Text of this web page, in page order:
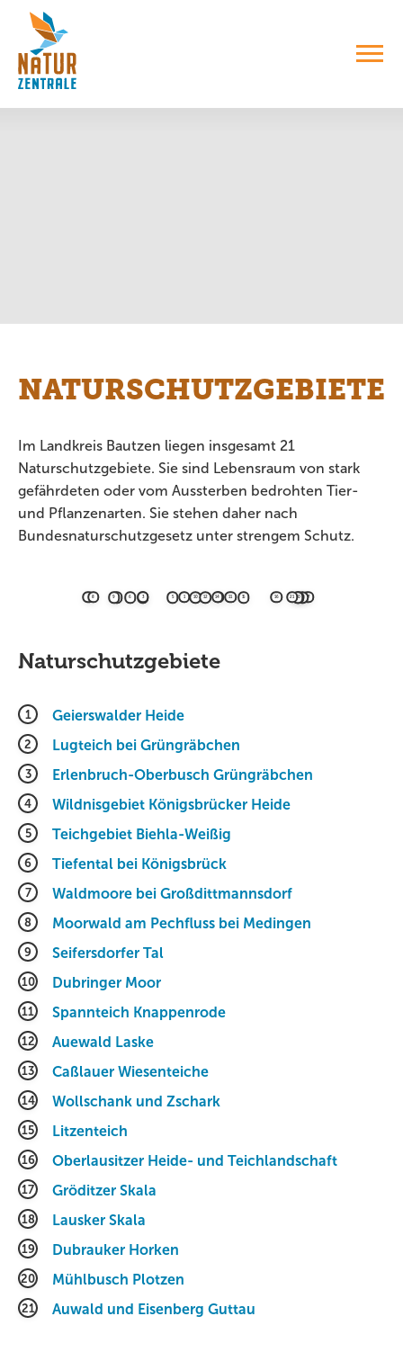
NATURSCHUTZGEBIETE
Im Landkreis Bautzen liegen insgesamt 21
Naturschutzgebiete. Sie sind Lebensraum von stark
gefährdeten oder vom Aussterben bedrohten Tier-
und Pflanzenarten. Sie stehen daher nach
Bundesnaturschutzgesetz unter strengem Schutz.
1
23 5
6
7 8 9 10 11
12 13
14 15 16 17
18
19
20
21
Naturschutzgebiete
1 Geierswalder Heide
2 Lugteich bei Grüngräbchen
3 Erlenbruch-Oberbusch Grüngräbchen
4 Wildnisgebiet Königsbrücker Heide
5 Teichgebiet Biehla-Weißig
6 Tiefental bei Königsbrück
7 Waldmoore bei Großdittmannsdorf
8 Moorwald am Pechfluss bei Medingen
9 Seifersdorfer Tal
10 Dubringer Moor
11 Spannteich Knappenrode
12 Auewald Laske
13 Caßlauer Wiesenteiche
14 Wollschank und Zschark
15 Litzenteich
16 Oberlausitzer Heide- und Teichlandschaft
17 Gröditzer Skala
18 Lausker Skala
19 Dubrauker Horken
20 Mühlbusch Plotzen
21 Auwald und Eisenberg Guttau